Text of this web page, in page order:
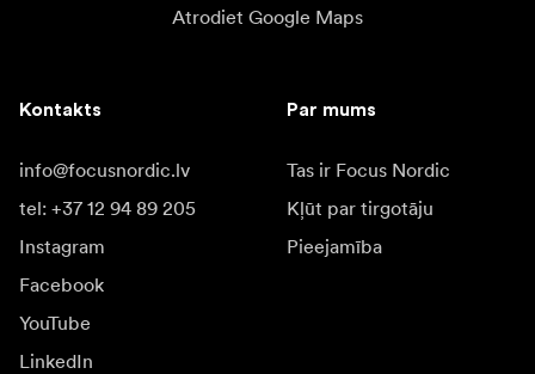
Atrodiet Google Maps
Kontakts
info@focusnordic.lv
tel: +37 12 94 89 205
Instagram
Facebook
YouTube
LinkedIn
Par mums
Tas ir Focus Nordic
Kļūt par tirgotāju
Pieejamība